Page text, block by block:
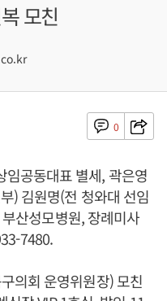
모친
0
공동대표 별세, 곽은영
) 김원명(전 청와대 선임
산성모병원, 장례미사
7480.
의회 운영위원장) 모친